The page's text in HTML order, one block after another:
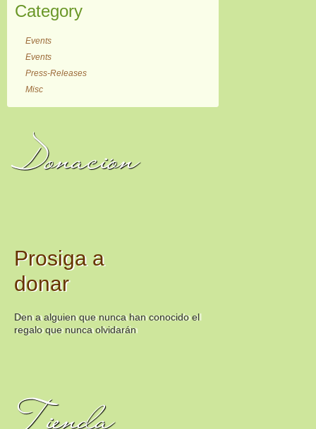
Category
Events
Events
Press-Releases
Misc
Donación
Prosiga a
donar
Den a alguien que nunca han conocido el
regalo que nunca olvidarán
Tienda